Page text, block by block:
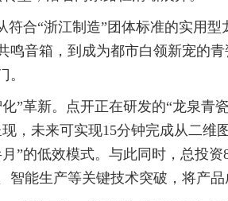
符合“浙江制造”团体标准的实用
鸣音箱，到成为都市白领新宠的
。
”革新。点开正在研发的“龙泉青
，未来可实现15分钟完成从二维
”的低效模式。与此同时，总投
智能生产等关键技术突破，将产品